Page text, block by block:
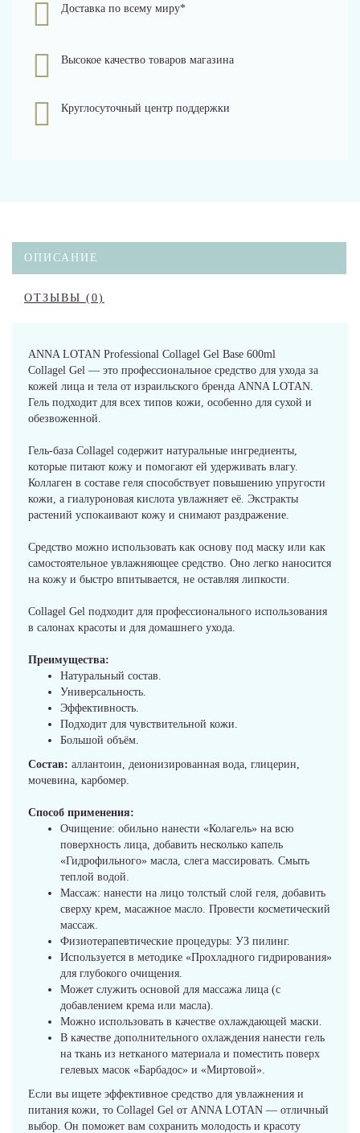
Доставка по всему миру*
Высокое качество товаров магазина
Круглосуточный центр поддержки
ОПИСАНИЕ
ОТЗЫВЫ (0)
ANNA LOTAN Professional Collagel Gel Base 600ml
Collagel Gel — это профессиональное средство для ухода за
кожей лица и тела от израильского бренда ANNA LOTAN.
Гель подходит для всех типов кожи, особенно для сухой и
обезвоженной.
Гель-база Collagel содержит натуральные ингредиенты,
которые питают кожу и помогают ей удерживать влагу.
Коллаген в составе геля способствует повышению упругости
кожи, а гиалуроновая кислота увлажняет её. Экстракты
растений успокаивают кожу и снимают раздражение.
Средство можно использовать как основу под маску или как
самостоятельное увлажняющее средство. Оно легко наносится
на кожу и быстро впитывается, не оставляя липкости.
Collagel Gel подходит для профессионального использования
в салонах красоты и для домашнего ухода.
Преимущества:
Натуральный состав.
Универсальность.
Эффективность.
Подходит для чувствительной кожи.
Большой объём.
Состав: аллантоин, деионизированная вода, глицерин,
мочевина, карбомер.
Способ применения:
Очищение: обильно нанести «Колагель» на всю
поверхность лица, добавить несколько капель
«Гидрофильного» масла, слега массировать. Смыть
теплой водой.
Массаж: нанести на лицо толстый слой геля, добавить
сверху крем, масажное масло. Провести косметический
массаж.
Физиотерапевтические процедуры: УЗ пилинг.
Используется в методике «Прохладного гидрирования»
для глубокого очищения.
Может служить основой для массажа лица (с
добавлением крема или масла).
Можно использовать в качестве охлаждающей маски.
В качестве дополнительного охлаждения нанести гель
на ткань из нетканого материала и поместить поверх
гелевых масок «Барбадос» и «Миртовой».
Если вы ищете эффективное средство для увлажнения и
питания кожи, то Collagel Gel от ANNA LOTAN — отличный
выбор. Он поможет вам сохранить молодость и красоту